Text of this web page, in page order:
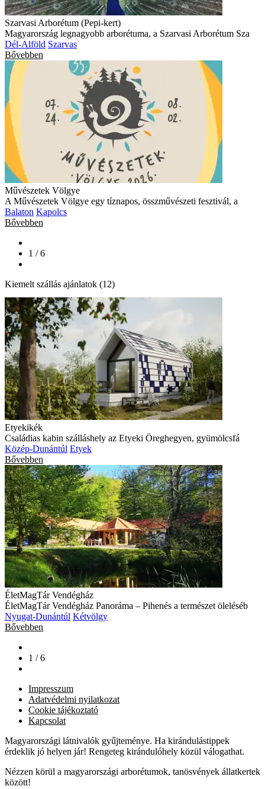
Szarvasi Arborétum (Pepi-kert)
Magyarország legnagyobb arborétuma, a Szarvasi Arborétum Sza
Dél-Alföld Szarvas
Bővebben
Művészetek Völgye
A Művészetek Völgye egy tíznapos, összművészeti fesztivál, a
Balaton Kapolcs
Bővebben
1 / 6
Kiemelt szállás ajánlatok (12)
Etyekikék
Családias kabin szálláshely az Etyeki Öreghegyen, gyümölcsfá
Közép-Dunántúl Etyek
Bővebben
ÉletMagTár Vendégház
ÉletMagTár Vendégház Panoráma – Pihenés a természet öleléséb
Nyugat-Dunántúl Kétvölgy
Bővebben
1 / 6
Impresszum
Adatvédelmi nyilatkozat
Cookie tájékoztató
Kapcsolat
Magyarországi látnivalók gyűjteménye. Ha kirándulástippek
érdeklik jó helyen jár! Rengeteg kirándulóhely közül válogathat.
Nézzen körül a magyarországi arborétumok, tanösvények állatkertek
között!